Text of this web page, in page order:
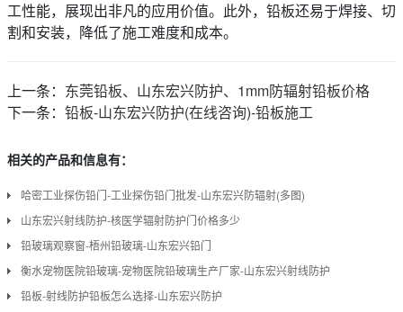
工性能，展现出非凡的应用价值。此外，铅板还易于焊接、切
割和安装，降低了施工难度和成本。
上一条： 东莞铅板、山东宏兴防护、1mm防辐射铅板价格
下一条： 铅板-山东宏兴防护(在线咨询)-铅板施工
相关的产品和信息有：
哈密工业探伤铅门-工业探伤铅门批发-山东宏兴防辐射(多图)
山东宏兴射线防护-核医学辐射防护门价格多少
铅玻璃观察窗-梧州铅玻璃-山东宏兴铅门
衡水宠物医院铅玻璃-宠物医院铅玻璃生产厂家-山东宏兴射线防护
铅板-射线防护铅板怎么选择-山东宏兴防护